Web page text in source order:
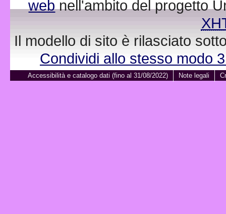
webnell'ambito del progetto
Il modello di sito è rilasciato
Condividi allo stesso modo
Accessibilità e catalogo dati (fino al 31/08/2022) Note legali